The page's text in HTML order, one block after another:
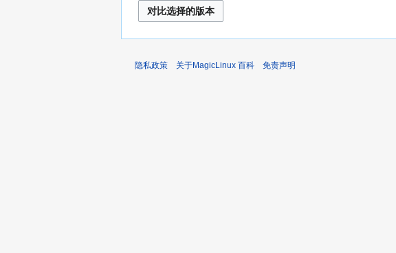
隐私政策 关于MagicLinux 百科 免责声明